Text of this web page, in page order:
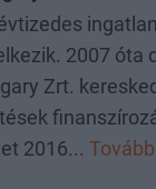
2007 óta
Zrt.
2016...